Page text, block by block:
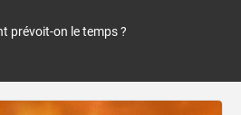
prévoit-on le temps ?